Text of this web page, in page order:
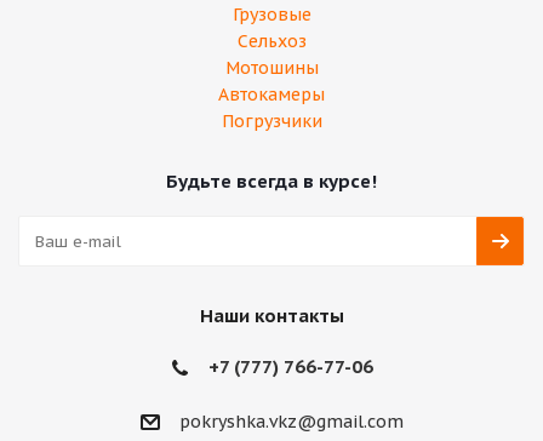
Грузовые
Сельхоз
Мотошины
Автокамеры
Погрузчики
Будьте всегда в курсе!
Наши контакты
+7 (777) 766-77-06
pokryshka.vkz@gmail.com